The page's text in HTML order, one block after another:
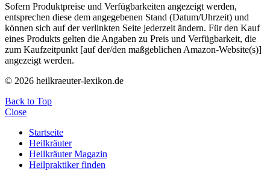
Sofern Produktpreise und Verfügbarkeiten angezeigt werden,
entsprechen diese dem angegebenen Stand (Datum/Uhrzeit) und
können sich auf der verlinkten Seite jederzeit ändern. Für den Kauf
eines Produkts gelten die Angaben zu Preis und Verfügbarkeit, die
zum Kaufzeitpunkt [auf der/den maßgeblichen Amazon-Website(s)]
angezeigt werden.
© 2026 heilkraeuter-lexikon.de
Back to Top
Close
Startseite
Heilkräuter
Heilkräuter Magazin
Heilpraktiker finden